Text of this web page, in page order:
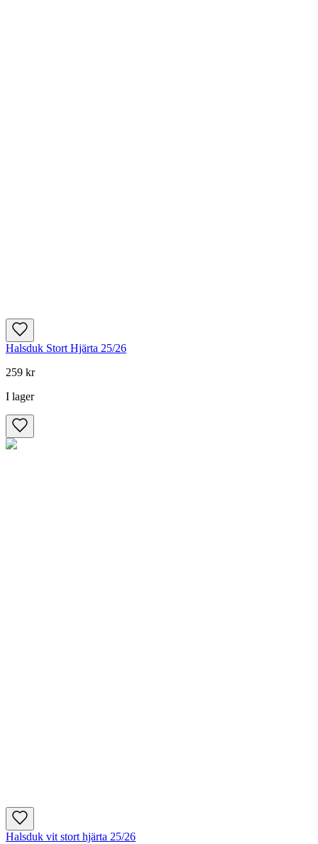
Halsduk Stort Hjärta 25/26
259 kr
I lager
Halsduk vit stort hjärta 25/26